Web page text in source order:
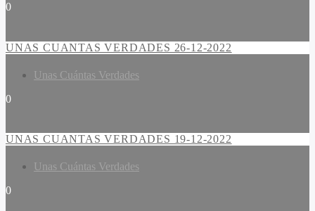
0
UNAS CUANTAS VERDADES 26-12-2022
Unas Cuántas Verdades
0
UNAS CUANTAS VERDADES 19-12-2022
Unas Cuántas Verdades
0